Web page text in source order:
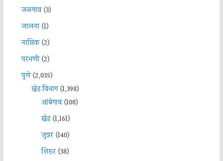
जळगाव(3)
जालना(1)
नासिक(2)
परभणी(2)
पुणे(2,035)
खेड विभाग(1,398)
आंबेगाव(108)
खेड(1,161)
जुन्नर(140)
शिरूर(38)